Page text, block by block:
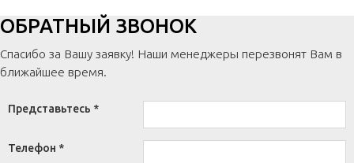
ОБРАТНЫЙ ЗВОНОК
Спасибо за Вашу заявку! Наши менеджеры перезвонят Вам в
ближайшее время.
Представьтесь *
Телефон *